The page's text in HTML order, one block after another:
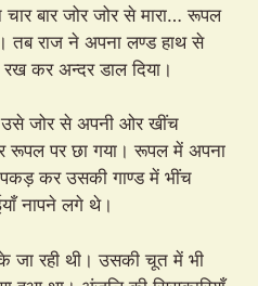
बार जोर जोर से मारा… रूपल
तब राज ने अपना लण्ड हाथ से
कर अन्दर डाल दिया।
जोर से अपनी ओर खींच
रूपल पर छा गया। रूपल में अपना
कर उसकी गाण्ड में भींच
नापने लगे थे।
जा रही थी। उसकी चूत में भी